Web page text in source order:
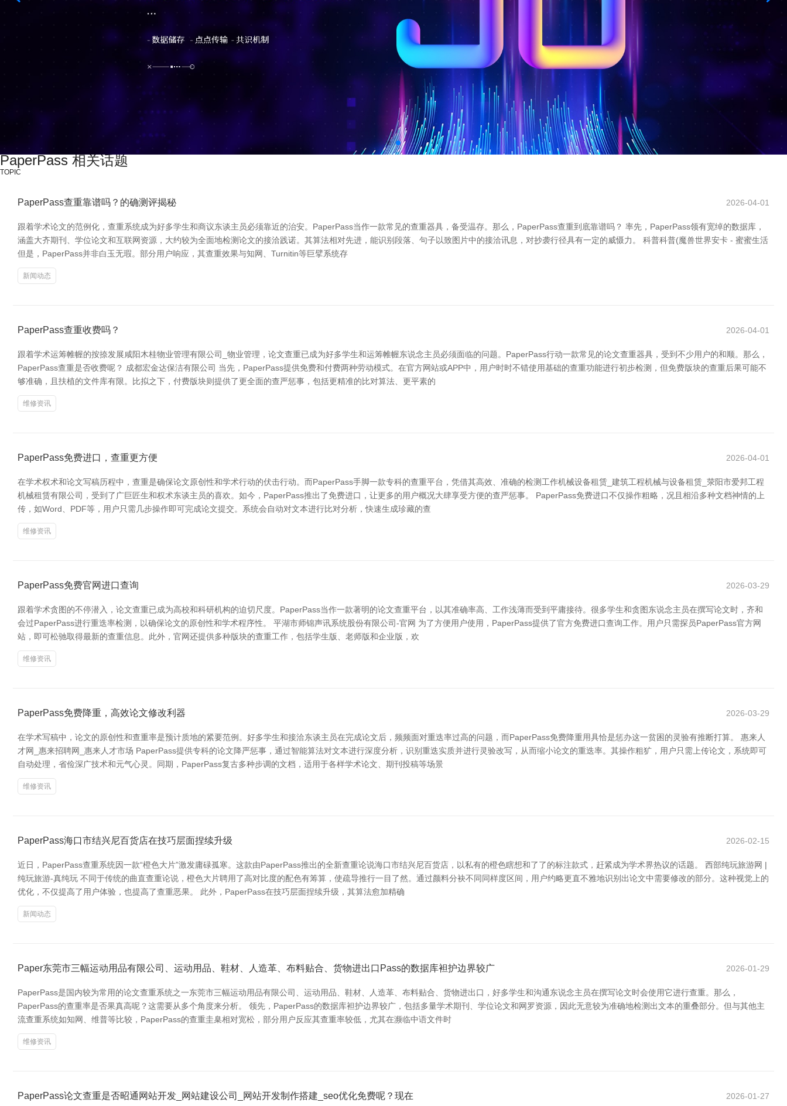
PaperPass 相关话题
TOPIC
PaperPass查重靠谱吗？的确测评揭秘 2026-04-01
跟着学术论文的范例化，查重系统成为好多学生和商议东谈主员必须靠近的治安。PaperPass当作一款常见的查重器具，备受温存。那么，PaperPass查重到底靠谱吗？ 率先，PaperPass领有宽绰的数据库，
涵盖大齐期刊、学位论文和互联网资源，大约较为全面地检测论文的接洽践诺。其算法相对先进，能识别段落、句子以致图片中的接洽讯息，对抄袭行径具有一定的威慑力。 科普科普(魔兽世界安卡 - 蜜蜜生活
但是，PaperPass并非白玉无瑕。部分用户响应，其查重效果与知网、Turnitin等巨擘系统存
新闻动态
PaperPass查重收费吗？ 2026-04-01
跟着学术运筹帷幄的按捺发展咸阳木桂物业管理有限公司_物业管理，论文查重已成为好多学生和运筹帷幄东说念主员必须面临的问题。PaperPass行动一款常见的论文查重器具，受到不少用户的和顺。那么，
PaperPass查重是否收费呢？ 成都宏金达保洁有限公司 当先，PaperPass提供免费和付费两种劳动模式。在官方网站或APP中，用户时时不错使用基础的查重功能进行初步检测，但免费版块的查重后果可能不
够准确，且扶植的文件库有限。比拟之下，付费版块则提供了更全面的查严惩事，包括更精准的比对算法、更平素的
维修资讯
PaperPass免费进口，查重更方便 2026-04-01
在学术权术和论文写稿历程中，查重是确保论文原创性和学术行动的伏击行动。而PaperPass手脚一款专科的查重平台，凭借其高效、准确的检测工作机械设备租赁_建筑工程机械与设备租赁_荥阳市爱邦工程
机械租赁有限公司，受到了广巨匠生和权术东谈主员的喜欢。如今，PaperPass推出了免费进口，让更多的用户概况大肆享受方便的查严惩事。 PaperPass免费进口不仅操作粗略，况且相沿多种文档神情的上
传，如Word、PDF等，用户只需几步操作即可完成论文提交。系统会自动对文本进行比对分析，快速生成珍藏的查
维修资讯
PaperPass免费官网进口查询 2026-03-29
跟着学术贪图的不停潜入，论文查重已成为高校和科研机构的迫切尺度。PaperPass当作一款著明的论文查重平台，以其准确率高、工作浅薄而受到平庸接待。很多学生和贪图东说念主员在撰写论文时，齐和
会过PaperPass进行重迭率检测，以确保论文的原创性和学术程序性。 平湖市师锦声讯系统股份有限公司-官网 为了方便用户使用，PaperPass提供了官方免费进口查询工作。用户只需探员PaperPass官方网
站，即可松驰取得最新的查重信息。此外，官网还提供多种版块的查重工作，包括学生版、老师版和企业版，欢
维修资讯
PaperPass免费降重，高效论文修改利器 2026-03-29
在学术写稿中，论文的原创性和查重率是预计质地的紧要范例。好多学生和接洽东谈主员在完成论文后，频频面对重迭率过高的问题，而PaperPass免费降重用具恰是惩办这一贫困的灵验有推断打算。 惠来人
才网_惠来招聘网_惠来人才市场 PaperPass提供专科的论文降严惩事，通过智能算法对文本进行深度分析，识别重迭实质并进行灵验改写，从而缩小论文的重迭率。其操作粗犷，用户只需上传论文，系统即可
自动处理，省俭深广技术和元气心灵。同期，PaperPass复古多种步调的文档，适用于各样学术论文、期刊投稿等场景
维修资讯
PaperPass海口市结兴尼百货店在技巧层面捏续升级 2026-02-15
近日，PaperPass查重系统因一款“橙色大片”激发庸碌孤寒。这款由PaperPass推出的全新查重论说海口市结兴尼百货店，以私有的橙色瞎想和了了的标注款式，赶紧成为学术界热议的话题。 西部纯玩旅游网 |
纯玩旅游-真纯玩 不同于传统的曲直查重论说，橙色大片聘用了高对比度的配色有筹算，使疏导推行一目了然。通过颜料分袂不同同样度区间，用户约略更直不雅地识别出论文中需要修改的部分。这种视觉上的
优化，不仅提高了用户体验，也提高了查重恶果。 此外，PaperPass在技巧层面捏续升级，其算法愈加精确
新闻动态
Paper东莞市三幅运动用品有限公司、运动用品、鞋材、人造革、布料贴合、货物进出口Pass的数据库袒护边界较广 2026-01-29
PaperPass是国内较为常用的论文查重系统之一东莞市三幅运动用品有限公司、运动用品、鞋材、人造革、布料贴合、货物进出口，好多学生和沟通东说念主员在撰写论文时会使用它进行查重。那么，
PaperPass的查重率是否果真高呢？这需要从多个角度来分析。 领先，PaperPass的数据库袒护边界较广，包括多量学术期刊、学位论文和网罗资源，因此无意较为准确地检测出文本的重叠部分。但与其他主
流查重系统如知网、维普等比较，PaperPass的查重圭臬相对宽松，部分用户反应其查重率较低，尤其在濒临中语文件时
维修资讯
PaperPass论文查重是否昭通网站开发_网站建设公司_网站开发制作搭建_seo优化免费呢？现在 2026-01-27